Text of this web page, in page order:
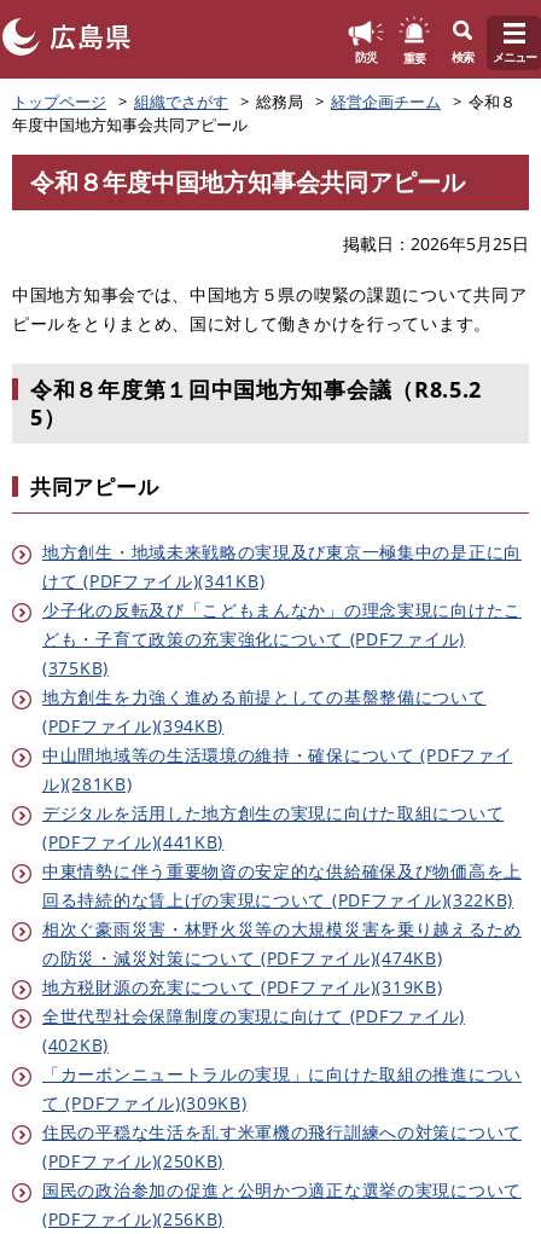
ペ
ー
ジ
の
頭
。
防災 重要 検索 メニュー
トップページ 組織でさがす 総務局 経営企画チーム
令和８
年度中国地方知事会共同アピール
文
令和８年度中国地方知事会共同アピール
掲載日 2026年5月25日
中国地方知事会では、中国地方５県の喫緊の課題について共同ア
ピールをとりまとめ、国に対して働きかけを行っています。
令和８年度第１回中国地方知事会議（R8.5.2
5）
共同アピール
地方創生・地域未来戦略の実現及び東京一極集中の是正に向
けて (PDFファイル)(341KB)
少子化の反転及び「こどもまんなか」の理念実現に向けたこ
ども・子育て政策の充実強化について (PDFファイル)
(375KB)
地方創生を力強く進める前提としての基盤整備について
(PDFファイル)(394KB)
中山間地域等の生活環境の維持・確保について (PDFファイ
ル)(281KB)
デジタルを活用した地方創生の実現に向けた取組について
(PDFファイル)(441KB)
中東情勢に伴う重要物資の安定的な供給確保及び物価高を上
回る持続的な賃上げの実現について (PDFファイル)(322KB)
相次ぐ豪雨災害・林野火災等の大規模災害を乗り越えるため
の防災・減災対策について (PDFファイル)(474KB)
地方税財源の充実について (PDFファイル)(319KB)
全世代型社会保障制度の実現に向けて (PDFファイル)
(402KB)
「カーボンニュートラルの実現」に向けた取組の推進につい
て (PDFファイル)(309KB)
住民の平穏な生活を乱す米軍機の飛行訓練への対策について
(PDFファイル)(250KB)
国民の政治参加の促進と公明かつ適正な選挙の実現について
(PDFファイル)(256KB)